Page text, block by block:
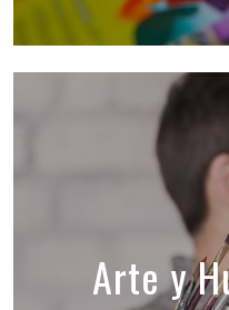
Arte y